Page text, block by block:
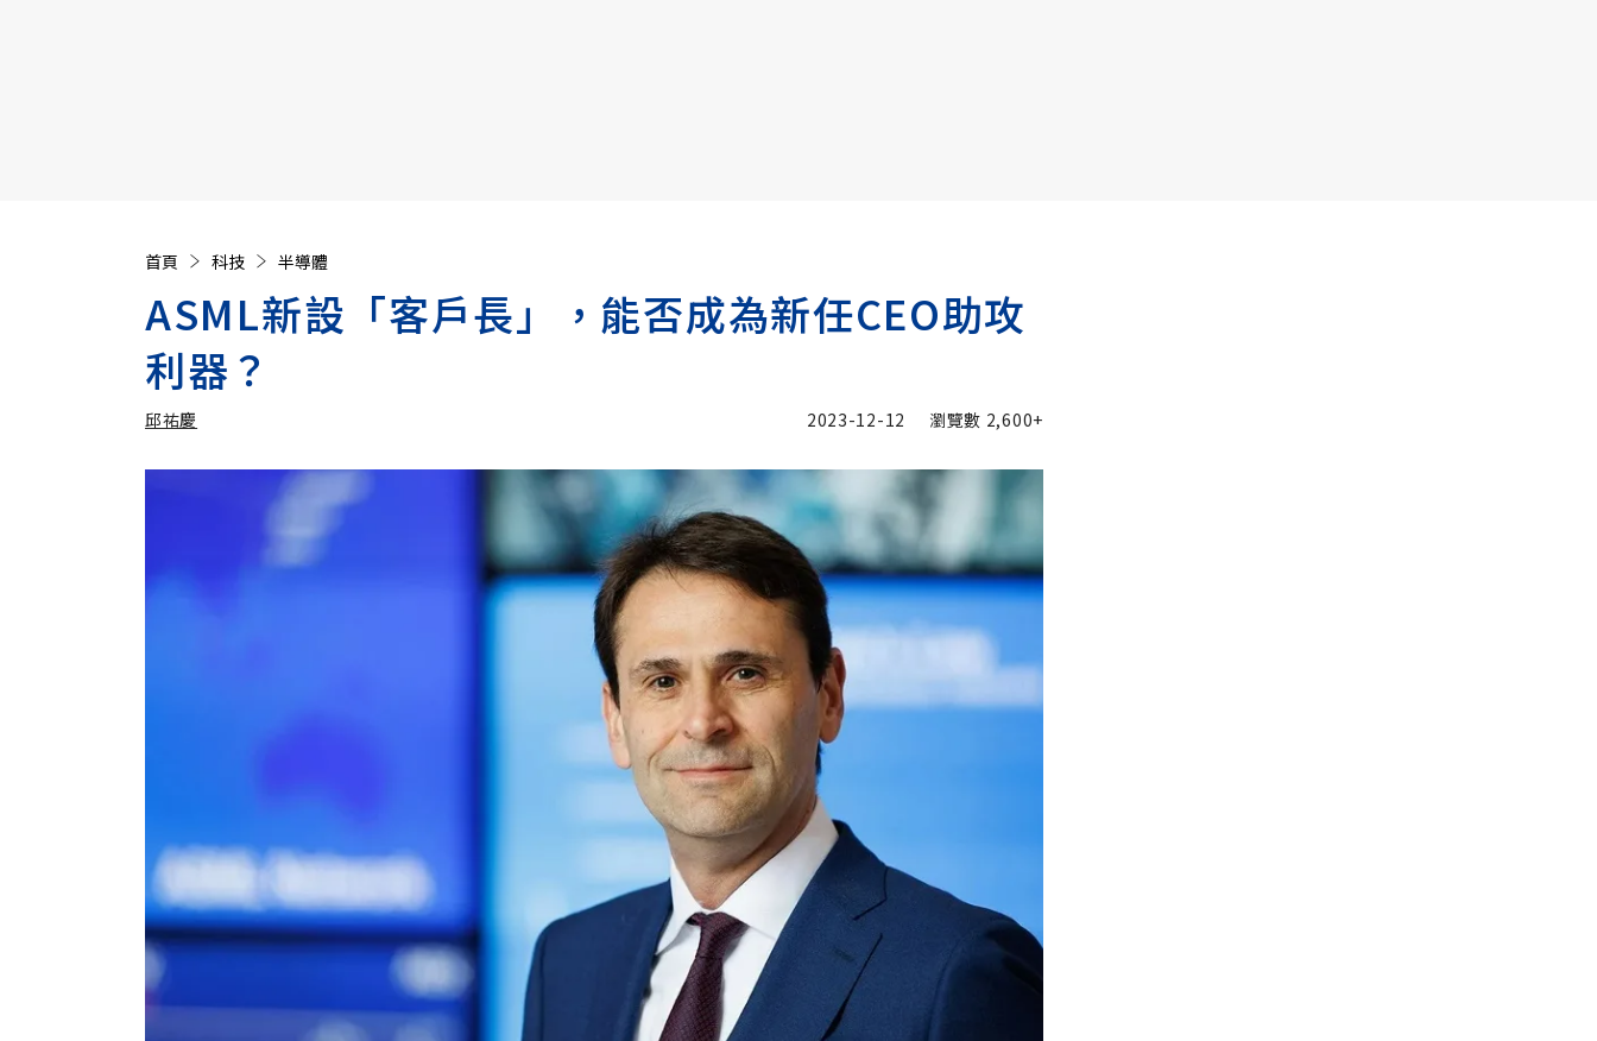
首頁 科技 半導體
ASML新設「客戶長」，能否成為新任CEO助攻
利器？
邱祐慶 2023-12-12 瀏覽數 2,600+